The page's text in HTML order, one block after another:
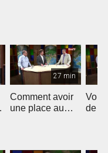
27 min
Comment avoir
une place au
de la